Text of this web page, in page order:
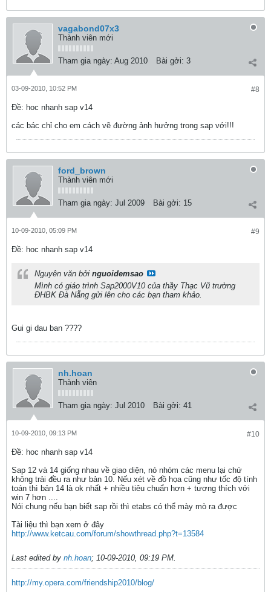
vagabond07x3
Thành viên mới
Tham gia ngày: Aug 2010 Bài gởi: 3
#8
03-09-2010, 10:52 PM
Ðề: hoc nhanh sap v14
các bác chỉ cho em cách vẽ đường ảnh hưởng trong sap với!!!
ford_brown
Thành viên mới
Tham gia ngày: Jul 2009 Bài gởi: 15
#9
10-09-2010, 05:09 PM
Ðề: hoc nhanh sap v14
Nguyên văn bởi nguoidemsao
Mình có giáo trình Sap2000V10 của thầy Thạc Vũ trường
ĐHBK Đà Nẵng gửi lên cho các bạn tham khảo.
Gui gi dau ban ????
nh.hoan
Thành viên
Tham gia ngày: Jul 2010 Bài gởi: 41
#10
10-09-2010, 09:13 PM
Ðề: hoc nhanh sap v14
Sap 12 và 14 giống nhau về giao diện, nó nhóm các menu lại chứ
không trải đều ra như bản 10. Nếu xét về đồ họa cũng như tốc độ tính
toán thì bản 14 là ok nhất + nhiều tiêu chuẩn hơn + tương thích với
win 7 hơn ....
Nói chung nếu bạn biết sap rồi thì etabs có thể mày mò ra được
Tài liệu thì bạn xem ở đây
http://www.ketcau.com/forum/showthread.php?t=13584
Last edited by nh.hoan; 10-09-2010, 09:19 PM.
http://my.opera.com/friendship2010/blog/